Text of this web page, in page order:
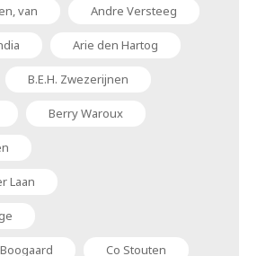
van Andre Versteeg
Arie den Hartog
B.E.H. Zwezerijnen
Berry Waroux
Laan
Co Stouten